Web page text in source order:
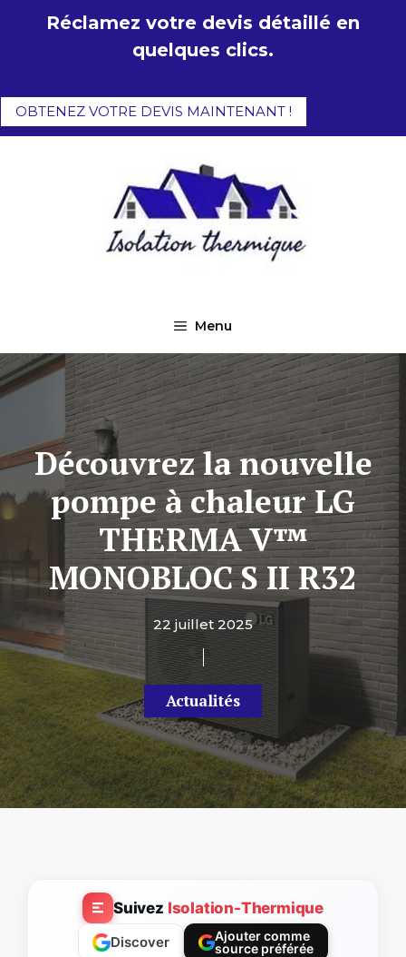
Réclamez votre devis détaillé en
quelques clics.
OBTENEZ VOTRE DEVIS MAINTENANT !
Menu
Découvrez la nouvelle
pompe à chaleur LG
THERMA V™
MONOBLOC S II R32
22 juillet 2025
Actualités
Suivez Isolation-Thermique
Discover
Ajouter comme
source préférée